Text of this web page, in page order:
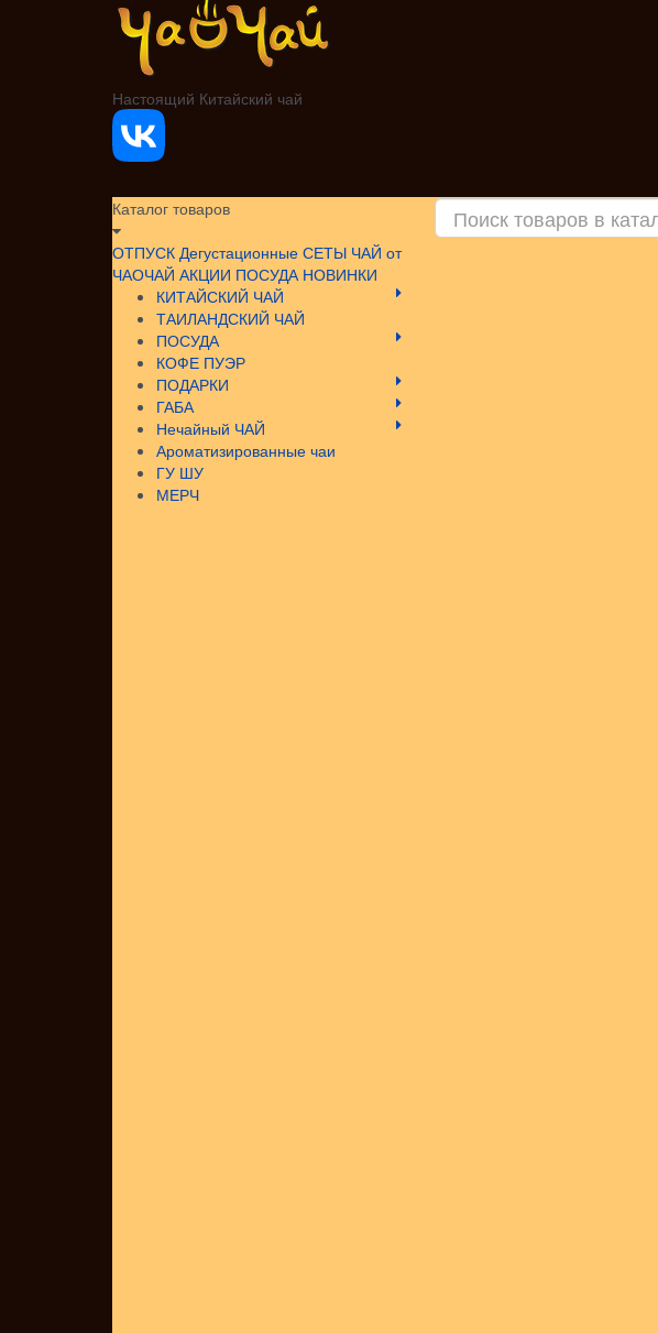
Настоящий Китайский чай
Каталог товаров
ОТПУСК Дегустационные СЕТЫ ЧАЙ от
ЧАОЧАЙ АКЦИИ ПОСУДА НОВИНКИ
КИТАЙСКИЙ ЧАЙ
ТАИЛАНДСКИЙ ЧАЙ
ПОСУДА
КОФЕ ПУЭР
ПОДАРКИ
ГАБА
Нечайный ЧАЙ
Ароматизированные чаи
ГУ ШУ
МЕРЧ